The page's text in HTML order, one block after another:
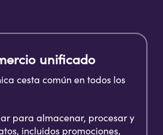
unificado
cesta común en todos los
para almacenar, procesar y
incluidos promociones,